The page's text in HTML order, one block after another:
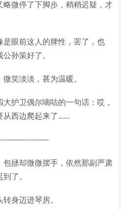
略微停了下脚步，稍稍迟疑，才
是眼前这人的脾性，罢了，也
孙策好了。
笑淡淡，甚为温暖。
护卫偶尔嘀咕的一句话：哎，
西边爬起来了......
包拯却微微摆手，依然那副严肃
了。
身迈进琴房。